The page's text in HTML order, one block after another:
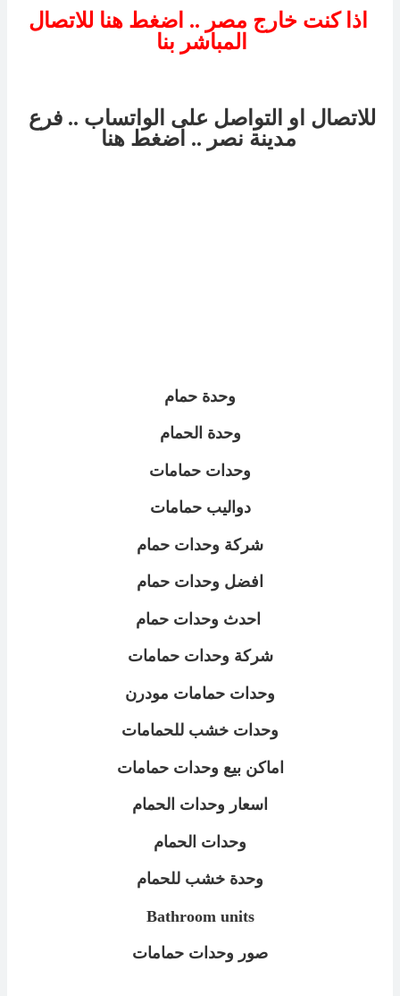
اذا كنت خارج مصر .. اضغط هنا للاتصال
المباشر بنا
للاتصال او التواصل على الواتساب .. فرع
مدينة نصر .. اضغط هنا
وحدة حمام
وحدة الحمام
وحدات حمامات
دواليب حمامات
شركة وحدات حمام
افضل وحدات حمام
شركة وحدات حمامات
وحدات حمامات مودرن
وحدات خشب للحمامات
اماكن بيع وحدات حمامات
اسعار وحدات الحمام
وحدات الحمام
وحدة خشب للحمام
Bathroom units
صور وحدات حمامات